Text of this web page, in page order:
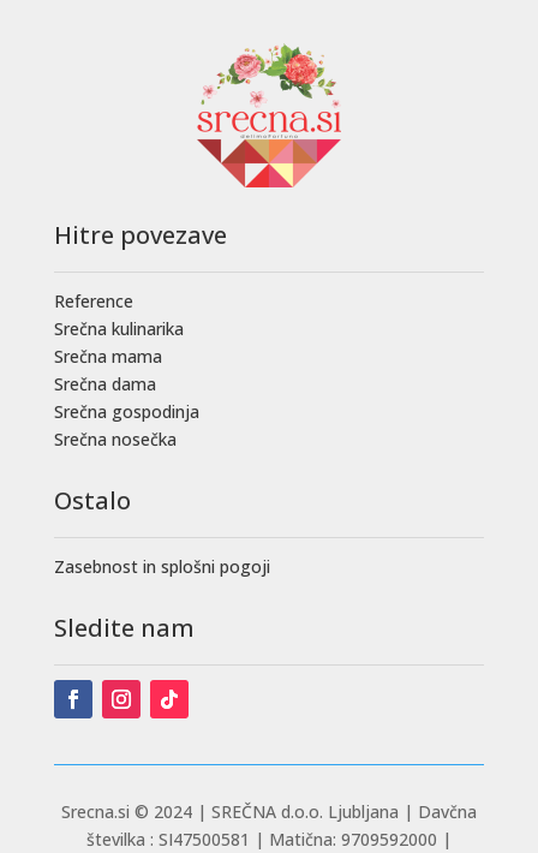
Hitre povezave
Reference
Srečna kulinarika
Srečna mama
Srečna dama
Srečna gospodinja
Srečna nosečka
Ostalo
Zasebnost in splošni pogoji
Sledite nam
Srecna.si © 2024 | SREČNA d.o.o. Ljubljana | Davčna
številka : SI47500581 | Matična: 9709592000 |